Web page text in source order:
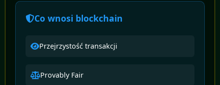
Co wnosi blockchain
Przejrzystość transakcji
Provably Fair